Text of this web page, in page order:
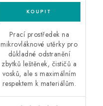
Prací prostředek na
mikrovláknové utěrky pro
důkladné odstranění
zbytků leštěnek, čističů a
vosků, ale s maximálním
respektem k materiálům.